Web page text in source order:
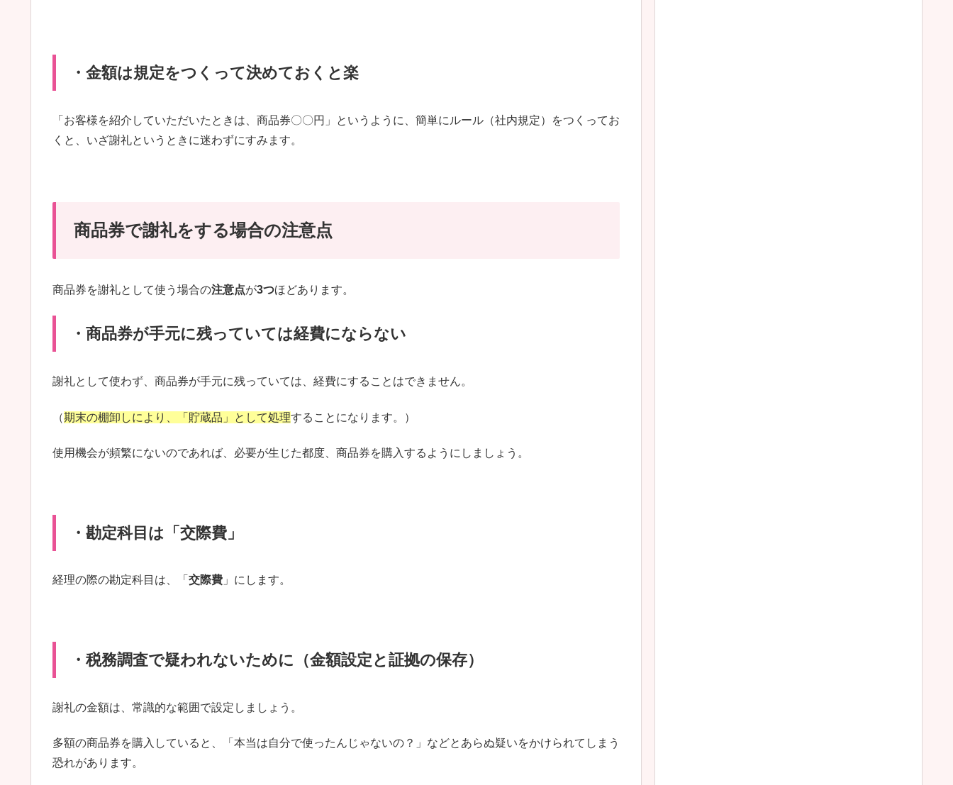
・金額は規定をつくって決めておくと楽
「お客様を紹介していただいたときは、商品券〇〇円」というように、簡単にルール（社内規定）をつくってお
くと、いざ謝礼というときに迷わずにすみます。
商品券で謝礼をする場合の注意点
商品券を謝礼として使う場合の注意点が3つほどあります。
・商品券が手元に残っていては経費にならない
謝礼として使わず、商品券が手元に残っていては、経費にすることはできません。
（期末の棚卸しにより、「貯蔵品」として処理することになります。）
使用機会が頻繁にないのであれば、必要が生じた都度、商品券を購入するようにしましょう。
・勘定科目は「交際費」
経理の際の勘定科目は、「 交際費 」にします。
・税務調査で疑われないために（金額設定と証拠の保存）
謝礼の金額は、常識的な範囲で設定しましょう。
多額の商品券を購入していると、「本当は自分で使ったんじゃないの？」などとあらぬ疑いをかけられてしまう
恐れがあります。